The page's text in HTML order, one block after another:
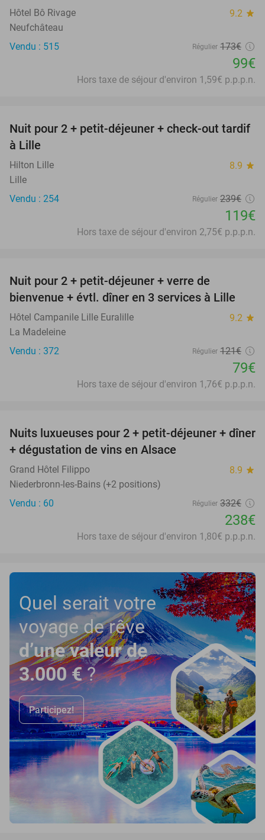
Hôtel Bô Rivage 9.2 star
Neufchâteau
Vendu : 515
Régulier 173€
99€
Hors taxe de séjour d'environ 1,59€ p.p.p.n.
50%
Nuit pour 2 + petit-déjeuner + check-out tardif
à Lille
Hilton Lille 8.9 star
Lille
Vendu : 254
Régulier 239€
119€
Hors taxe de séjour d'environ 2,75€ p.p.p.n.
Nuit pour 2 + petit-déjeuner + verre de
bienvenue + évtl. dîner en 3 services à Lille
Hôtel Campanile Lille Euralille 9.2 star
La Madeleine
Vendu : 372
Régulier 121€
79€
Hors taxe de séjour d'environ 1,76€ p.p.p.n.
28%
Nuits luxueuses pour 2 + petit-déjeuner + dîner
+ dégustation de vins en Alsace
Grand Hôtel Filippo 8.9 star
Niederbronn-les-Bains (+2 positions)
Vendu : 60
Régulier 332€
238€
Hors taxe de séjour d'environ 1,80€ p.p.p.n.
Quel serait votre
voyage de rêve
d’une valeur de
3.000 €?
Participez!